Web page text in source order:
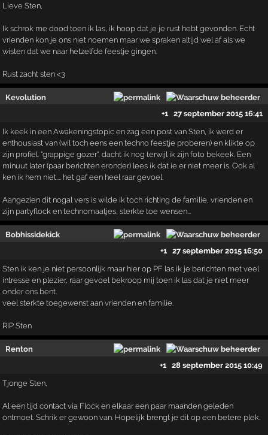
Lieve Sten,
Ik schrok me dood toen ik las, ik hoop dat je je rust hebt gevonden. Echt
vrienden kon je ons niet noemen maar we spraken altijd wel af als we
wisten dat we naar hetzelfde feestje gingen.
Rust zacht sten <3
Kevolution
+1
27 september 2015 16:41
Ik keek in een Awakeningstopic en zag een post van Sten, ik werd er
enthousiast van (wil toch eens een techno feestje proberen) en klikte op
zijn profiel. "grappige gozer", dacht ik nog terwijl ik zijn foto bekeek. Een
minuut later (paar berichten eronder) lees ik dat ie er niet meer is. Ook al
ken ik hem niet.... het gaf een heel raar gevoel.
Aangezien dit nogal vers is wilde ik toch richting de familie, vrienden en
zijn partyflock en technomaatjes, sterkte toe wensen...
Bobhissidekick
+1
27 september 2015 16:50
Sten ik ken je niet persoonlijk maar hier op PF las ik je berichten met veel
intresse en plezier, raar gevoel bekroop mij toen ik las dat je niet meer
onder ons bent.
veel sterkte toegewenst aan vrienden en familie.
RIP Sten
Renton
+1
28 september 2015 10:49
Tjonge Sten,
Al een tijd contact via Flock en elkaar een paar maanden geleden
ontmoet. Schrik er gewoon van. Hopelijk brengt je dit op een betere plek.